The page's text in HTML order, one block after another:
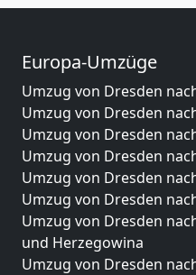
Europa-Umzüge
Umzug von Dresden
Umzug von Dresden
Umzug von Dresden
Umzug von Dresden
Umzug von Dresden
Umzug von Dresden
Umzug von Dresden
und Herzegowina
Umzug von Dresden